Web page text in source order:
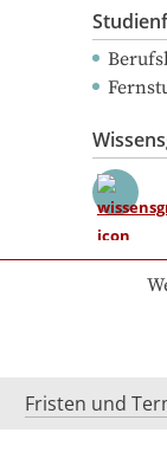
Fristen und